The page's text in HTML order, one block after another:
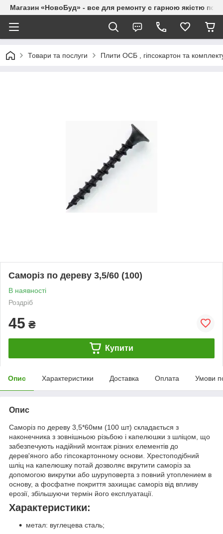
Магазин «НовоБуд» - все для ремонту с гарною якістю по
Товари та послуги Плити ОСБ , гіпсокартон та
Саморіз по дереву 3,5/60 (100)
В наявності
Роздріб
45 ₴
Купити
Опис Характеристики Доставка Оплата Умови
Опис
Саморіз по дереву 3,5*60мм (100 шт) складається з
наконечника з зовнішньою різьбою і капелюшки з шліцом, що
забезпечують надійний монтаж різних елементів до
дерев'яного або гіпсокартонному основи. Хрестоподібний
шліц на капелюшку потай дозволяє вкрутити саморіз за
допомогою викрутки або шуруповерта з повний утоплением в
основу, а фосфатне покриття захищає саморіз від впливу
ерозії, збільшуючи термін його експлуатації.
Характеристики:
метал: вуглецева сталь;